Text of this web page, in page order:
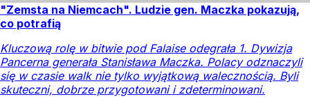
"Zemsta na Niemcach". Ludzie gen. Maczka pokazują,
co potrafią
Kluczową rolę w bitwie pod Falaise odegrała 1. Dywizja
Pancerna generała Stanisława Maczka. Polacy odznaczyli
się w czasie walk nie tylko wyjątkową walecznością. Byli
skuteczni, dobrze przygotowani i zdeterminowani.